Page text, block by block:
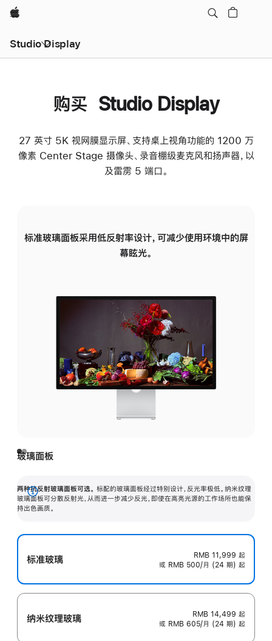
Apple
Studio Display
购买 Studio Display
27 英寸 5K 视网膜显示屏、支持桌上视角功能的 1200 万
像素 Center Stage 摄像头、录音棚级麦克风和扬声器，以
及雷雳 5 端口。
标准玻璃面板采用低反射率设计，可减少使用环境中的屏
幕眩光。
玻璃面板
两种抗反射玻璃面板可选。 标配的玻璃面板经过特别设计，反光率极低。纳米纹理
玻璃面板可分散反射光，从而进一步减少反光，即使在高亮光源的工作场所也能保
持出色画质。
展
开
标准玻璃 RMB 11,999 起
或 RMB 500/月 (24 期) 起
纳米纹理玻璃 RMB 14,499 起
或 RMB 605/月 (24 期) 起